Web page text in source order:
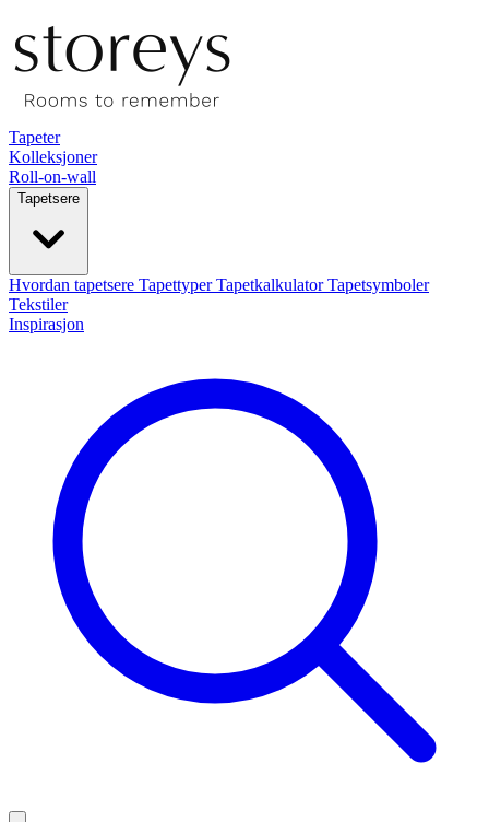
Tapeter
Kolleksjoner
Roll-on-wall
Tapetsere
Hvordan tapetsere TapettyperTapetkalkulatorTapetsymboler
Tekstiler
Inspirasjon